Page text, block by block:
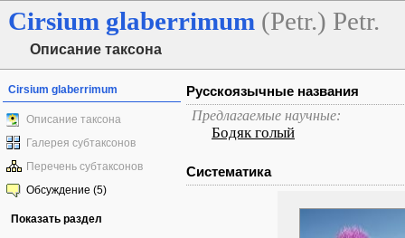
Cirsium glaberrimum (Petr.) Petr.
Описание таксона
Cirsium glaberrimum
Описание таксона
Галерея субтаксонов
Перечень субтаксонов
Обсуждение (5)
Показать раздел
Русскоязычные названия
Предлагаемые научные:
Бодяк голый
Систематика